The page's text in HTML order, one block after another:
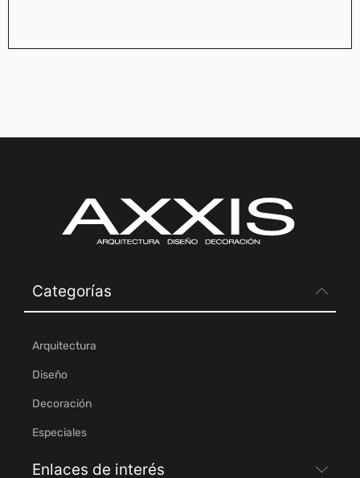
Categorías
Arquitectura
Diseño
Decoración
Especiales
Enlaces de interés